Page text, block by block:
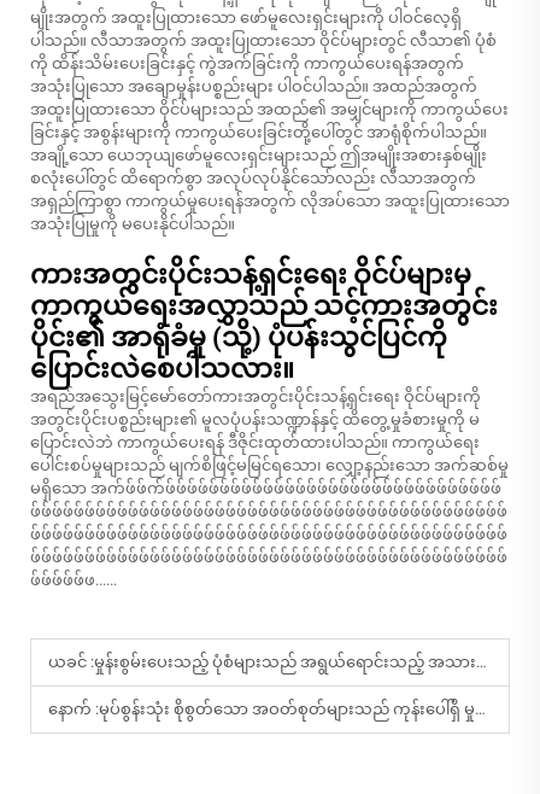
မျိုးအတွက် အထူးပြုထားသော ဖော်မူလေးရှင်းများကို ပါဝင်လေ့ရှိ
ပါသည်။ လီသာအတွက် အထူးပြုထားသော ဝိုင်ပ်များတွင် လီသာ၏ ပုံစံ
ကို ထိန်းသိမ်းပေးခြင်းနှင့် ကွဲအက်ခြင်းကို ကာကွယ်ပေးရန်အတွက်
အသုံးပြုသော အချောမှုန်းပစ္စည်းများ ပါဝင်ပါသည်။ အထည်အတွက်
အထူးပြုထားသော ဝိုင်ပ်များသည် အထည်၏ အမျှင်များကို ကာကွယ်ပေး
ခြင်းနှင့် အစွန်းများကို ကာကွယ်ပေးခြင်းတို့ပေါ်တွင် အာရုံစိုက်ပါသည်။
အချို့သော ယေဘုယျဖော်မူလေးရှင်းများသည် ဤအမျိုးအစားနှစ်မျိုး
စလုံးပေါ်တွင် ထိရောက်စွာ အလုပ်လုပ်နိုင်သော်လည်း လီသာအတွက်
အရှည်ကြာစွာ ကာကွယ်မှုပေးရန်အတွက် လိုအပ်သော အထူးပြုထားသော
အသုံးပြုမှုကို မပေးနိုင်ပါသည်။
ကားအတွင်းပိုင်းသန့်ရှင်းရေး ဝိုင်ပ်များမှ
ကာကွယ်ရေးအလွှာသည် သင့်ကားအတွင်း
ပိုင်း၏ အာရုံခံမှု (သို့) ပုံပန်းသွင်ပြင်ကို
ပြောင်းလဲစေပါသလား။
အရည်အသွေးမြင့်မော်တော်ကားအတွင်းပိုင်းသန့်ရှင်းရေး ဝိုင်ပ်များကို
အတွင်းပိုင်းပစ္စည်းများ၏ မူလပုံပန်းသဏ္ဍာန်နှင့် ထိတွေ့မှုခံစားမှုကို မ
ပြောင်းလဲဘဲ ကာကွယ်ပေးရန် ဒီဇိုင်းထုတ်ထားပါသည်။ ကာကွယ်ရေး
ပေါင်းစပ်မှုများသည် မျက်စိဖြင့်မမြင်ရသော၊ လျှော့နည်းသော အက်ဆစ်မှု
မရှိသော အက်ဖ်ဖ်က်ဖ်ဖ်ဖ်ဖ်ဖ်ဖ်ဖ်ဖ်ဖ်ဖ်ဖ်ဖ်ဖ်ဖ်ဖ်ဖ်ဖ်ဖ်ဖ်ဖ်ဖ်ဖ်ဖ်ဖ်ဖ်ဖ်ဖ်ဖ်ဖ်ဖ်ဖ်
ဖ်ဖ်ဖ်ဖ်ဖ်ဖ်ဖ်ဖ်ဖ်ဖ်ဖ်ဖ်ဖ်ဖ်ဖ်ဖ်ဖ်ဖ်ဖ်ဖ်ဖ်ဖ်ဖ်ဖ်ဖ်ဖ်ဖ်ဖ်ဖ်ဖ်ဖ်ဖ်ဖ်ဖ်ဖ်ဖ်ဖ်ဖ်ဖ်ဖ်ဖ်ဖ်ဖ်ဖ်
ဖ်ဖ်ဖ်ဖ်ဖ်ဖ်ဖ်ဖ်ဖ်ဖ်ဖ်ဖ်ဖ်ဖ်ဖ်ဖ်ဖ်ဖ်ဖ်ဖ်ဖ်ဖ်ဖ်ဖ်ဖ်ဖ်ဖ်ဖ်ဖ်ဖ်ဖ်ဖ်ဖ်ဖ်ဖ်ဖ်ဖ်ဖ်ဖ်ဖ်ဖ်ဖ်ဖ်ဖ်
ဖ်ဖ်ဖ်ဖ်ဖ်ဖ်ဖ်ဖ်ဖ်ဖ်ဖ်ဖ်ဖ်ဖ်ဖ်ဖ်ဖ်ဖ်ဖ်ဖ်ဖ်ဖ်ဖ်ဖ်ဖ်ဖ်ဖ်ဖ်ဖ်ဖ်ဖ်ဖ်ဖ်ဖ်ဖ်ဖ်ဖ်ဖ်ဖ်ဖ်ဖ်ဖ်ဖ်ဖ်
ဖ်ဖ်ဖ်ဖ်ဖ်ဖ......
ယခင် :မှုန်းစွမ်းပေးသည့် ပုံစံများသည် အရွယ်ရောင်းသည့် အသားအများအတွက် မည်သို့ အကျိုးကျေးဇူးပေးသနည်း။
နောက် :မုပ်စွန်းသုံး စိုစွတ်သော အဝတ်စုတ်များသည် ကုန်းပေါ်ရှိ မှုန်မှုန်များကို သန့်စင်ရာတွင် ဘယ်လို ထိရောက်မှုရှိပါသလဲ။